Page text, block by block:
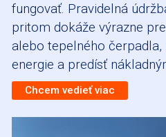
fungovať. Pravidelná
pritom dokáže výrazne
alebo tepelného
energie a predísť
Chcem vedieť viac